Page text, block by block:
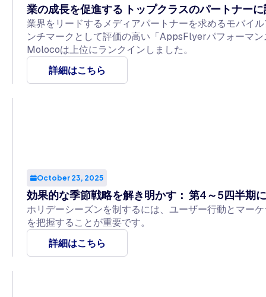
業の成長を促進する トップクラスのパートナー
業界をリードするメディアパートナーを求めるモバイ
ンチマークとして評価の高い「AppsFlyerパフォーマ
Molocoは上位にランクインしました。
詳細はこちら
October 23, 2025
効果的な季節戦略を解き明かす： 第4～5四半期
ホリデーシーズンを制するには、ユーザー行動とマー
を把握することが重要です。
詳細はこちら